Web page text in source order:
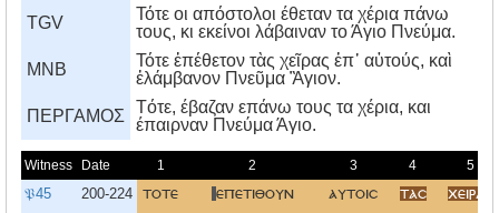
TGV
Τότε οι απόστολοι έθεταν τα χέρια πάνω
τους, κι εκείνοι λάβαιναν το Άγιο Πνεύμα.
MNB
Τότε ἐπέθετον τὰς χεῖρας ἐπ᾿ αὐτούς, καὶ
ἐλάμβανον Πνεῦμα Ἃγιον.
ΠΕΡΓΑΜΟΣ
Tότε, έβαζαν επάνω τους τα χέρια, και
έπαιρναν Πνεύμα Άγιο.
Witness Date 1 2 3 4 5
𝔓45 200-224 τοτε επετιθουν αυτοισ τασ χειρασ